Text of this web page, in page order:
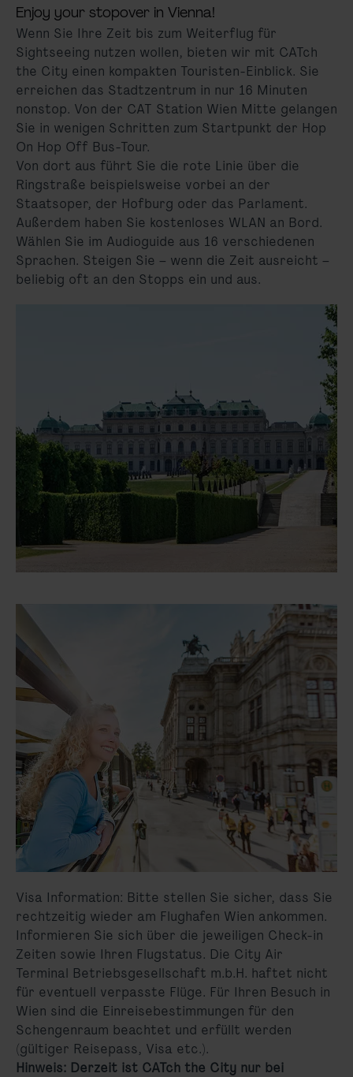
Enjoy your stopover in Vienna!
Wenn Sie Ihre Zeit bis zum Weiterflug für
Sightseeing nutzen wollen, bieten wir mit CATch
the City einen kompakten Touristen-Einblick. Sie
erreichen das Stadtzentrum in nur 16 Minuten
nonstop. Von der CAT Station Wien Mitte gelangen
Sie in wenigen Schritten zum Startpunkt der Hop
On Hop Off Bus-Tour.
Von dort aus führt Sie die rote Linie über die
Ringstraße beispielsweise vorbei an der
Staatsoper, der Hofburg oder das Parlament.
Außerdem haben Sie kostenloses WLAN an Bord.
Wählen Sie im Audioguide aus 16 verschiedenen
Sprachen. Steigen Sie – wenn die Zeit ausreicht –
beliebig oft an den Stopps ein und aus.
Visa Information: Bitte stellen Sie sicher, dass Sie
rechtzeitig wieder am Flughafen Wien ankommen.
Informieren Sie sich über die jeweiligen Check-in
Zeiten sowie Ihren Flugstatus. Die City Air
Terminal Betriebsgesellschaft m.b.H. haftet nicht
für eventuell verpasste Flüge. Für Ihren Besuch in
Wien sind die Einreisebestimmungen für den
Schengenraum beachtet und erfüllt werden
(gültiger Reisepass, Visa etc.).
Hinweis: Derzeit ist CATch the City nur bei